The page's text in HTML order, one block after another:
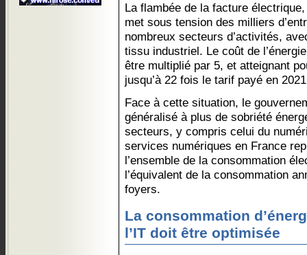
La flambée de la facture
met sous tension des milliers
nombreux secteurs d’activités,
tissu industriel. Le coût de
être multiplié par 5, et atteignant
jusqu’à 22 fois le tarif payé en
Face à cette situation, le
généralisé à plus de sobriété
secteurs, y compris celui du
services numériques en France
l’ensemble de la consommation
l’équivalent de la consommation
foyers.
La consommation
l’IT doit être optimisée